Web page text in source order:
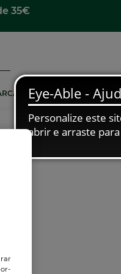
35€
TORNA-TE AFILIADO